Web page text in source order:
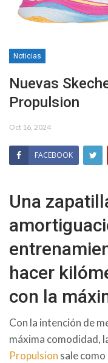
Noticias
Nuevas
Propulsion
Oct 16, 2024
FACEBOOK
Una
hacer
con la
Con la intención de
máxima comodidad,
Propulsion sale